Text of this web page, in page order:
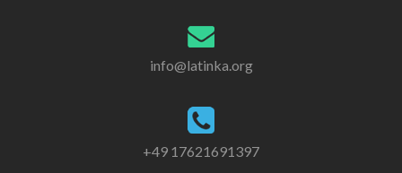
info@latinka.org
+49 17621691397